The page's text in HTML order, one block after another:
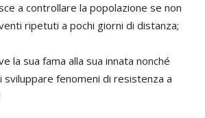
a controllare la popolazione se non
ripetuti a pochi giorni di distanza;
la sua fama alla sua innata nonché
sviluppare fenomeni di resistenza a